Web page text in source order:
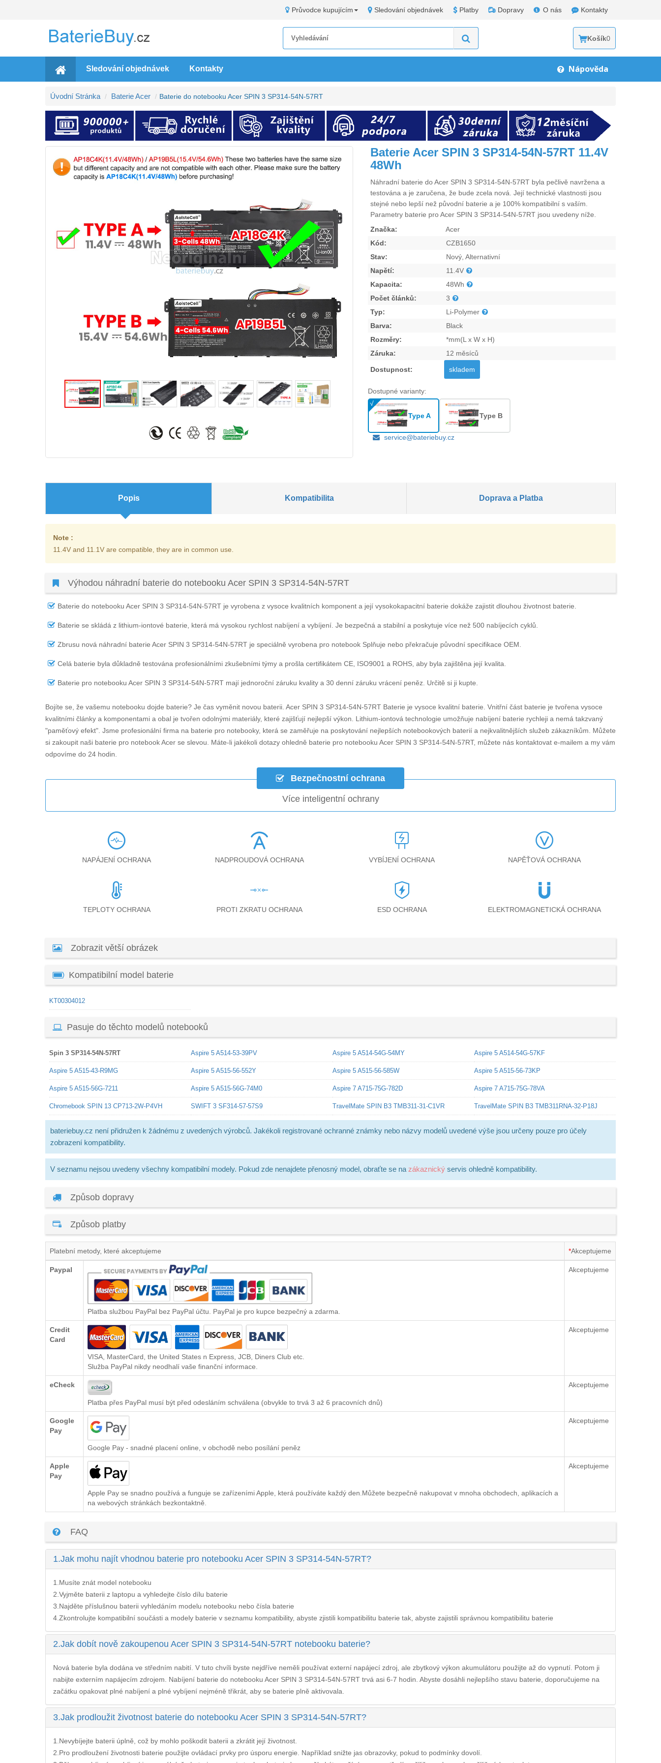
Průvodce kupujícím Sledování objednávek Platby Dopravy O nás Kontakty
Košík0
Sledování objednávek Kontakty Nápověda
Úvodní Stránka Baterie Acer Baterie do notebooku Acer SPIN 3 SP314-54N-57RT
Baterie Acer SPIN 3 SP314-54N-57RT 11.4V
48Wh
Náhradní baterie do Acer SPIN 3 SP314-54N-57RT byla pečlivě navržena a
testována a je zaručena, že bude zcela nová. Její technické vlastnosti jsou
stejné nebo lepší než původní baterie a je 100% kompatibilní s vaším.
Parametry baterie pro Acer SPIN 3 SP314-54N-57RT jsou uvedeny níže.
Značka:
Acer
Kód:
CZB1650
Stav:
Nový, Alternativní
Napětí:
11.4V
Kapacita:
48Wh
Počet článků:
3
Typ:
Li-Polymer
Barva:
Black
Rozměry:
*mm(L x W x H)
Záruka:
12 měsíců
Dostupnost: skladem
Dostupné varianty:
Type A Type B
service@bateriebuy.cz
Popis Kompatibilita Doprava a Platba
Note :
11.4V and 11.1V are compatible, they are in common use.
Výhodou náhradní baterie do notebooku Acer SPIN 3 SP314-54N-57RT
Baterie do notebooku Acer SPIN 3 SP314-54N-57RT je vyrobena z vysoce kvalitních komponent a její vysokokapacitní baterie dokáže zajistit dlouhou životnost baterie.
Baterie se skládá z lithium-iontové baterie, která má vysokou rychlost nabíjení a vybíjení. Je bezpečná a stabilní a poskytuje více než 500 nabíjecích cyklů.
Zbrusu nová náhradní baterie Acer SPIN 3 SP314-54N-57RT je speciálně vyrobena pro notebook Splňuje nebo překračuje původní specifikace OEM.
Celá baterie byla důkladně testována profesionálními zkušebními týmy a prošla certifikátem CE, ISO9001 a ROHS, aby byla zajištěna její kvalita.
Baterie pro notebooku Acer SPIN 3 SP314-54N-57RT mají jednoroční záruku kvality a 30 denní záruku vrácení peněz. Určitě si ji kupte.
Bojíte se, že vašemu notebooku dojde baterie? Je čas vyměnit novou baterii. Acer SPIN 3 SP314-54N-57RT Baterie je vysoce kvalitní baterie. Vnitřní část baterie je tvořena vysoce
kvalitními články a komponentami a obal je tvořen odolnými materiály, které zajišťují nejlepší výkon. Lithium-iontová technologie umožňuje nabíjení baterie rychleji a nemá takzvaný
"paměťový efekt". Jsme profesionální firma na baterie pro notebooky, která se zaměřuje na poskytování nejlepších notebookových baterií a nejkvalitnějších služeb zákazníkům. Můžete
si zakoupit naši baterie pro notebook Acer se slevou. Máte-li jakékoli dotazy ohledně baterie pro notebooku Acer SPIN 3 SP314-54N-57RT, můžete nás kontaktovat e-mailem a my vám
odpovíme do 24 hodin.
Bezpečnostní ochrana
Více inteligentní ochrany
NAPÁJENÍ OCHRANA NADPROUDOVÁ OCHRANA VYBÍJENÍ OCHRANA NAPĚŤOVÁ OCHRANA
TEPLOTY OCHRANA PROTI ZKRATU OCHRANA ESD OCHRANA ELEKTROMAGNETICKÁ OCHRANA
Zobrazit větší obrázek
Kompatibilní model baterie
KT00304012
Pasuje do těchto modelů notebooků
Spin 3 SP314-54N-57RT Aspire 5 A514-53-39PV Aspire 5 A514-54G-54MY Aspire 5 A514-54G-57KF
Aspire 5 A515-43-R9MG Aspire 5 A515-56-552Y Aspire 5 A515-56-585W Aspire 5 A515-56-73KP
Aspire 5 A515-56G-7211 Aspire 5 A515-56G-74M0 Aspire 7 A715-75G-782D Aspire 7 A715-75G-78VA
Chromebook SPIN 13 CP713-2W-P4VH SWIFT 3 SF314-57-57S9 TravelMate SPIN B3 TMB311-31-C1VR TravelMate SPIN B3 TMB311RNA-32-P18J
bateriebuy.cz není přidružen k žádnému z uvedených výrobců. Jakékoli registrované ochranné známky nebo názvy modelů uvedené výše jsou určeny pouze pro účely
zobrazení kompatibility.
V seznamu nejsou uvedeny všechny kompatibilní modely. Pokud zde nenajdete přenosný model, obraťte se na zákaznický servis ohledně kompatibility.
Způsob dopravy
Způsob platby
Platební metody, které akceptujeme *Akceptujeme
Paypal
Platba službou PayPal bez PayPal účtu. PayPal je pro kupce bezpečný a zdarma.
Akceptujeme
Credit
Card
VISA, MasterCard, the United States n Express, JCB, Diners Club etc.
Služba PayPal nikdy neodhalí vaše finanční informace.
Akceptujeme
eCheck
Platba přes PayPal musí být před odesláním schválena (obvykle to trvá 3 až 6 pracovních dnů)
Akceptujeme
Google
Pay
Google Pay - snadné placení online, v obchodě nebo posílání peněz
Akceptujeme
Apple
Pay
Apple Pay se snadno používá a funguje se zařízeními Apple, která používáte každý den.Můžete bezpečně nakupovat v mnoha obchodech, aplikacích a
na webových stránkách bezkontaktně.
Akceptujeme
FAQ
1.Jak mohu najít vhodnou baterie pro notebooku Acer SPIN 3 SP314-54N-57RT?
1.Musíte znát model notebooku
2.Vyjměte baterii z laptopu a vyhledejte číslo dílu baterie
3.Najděte příslušnou baterii vyhledáním modelu notebooku nebo čísla baterie
4.Zkontrolujte kompatibilní součásti a modely baterie v seznamu kompatibility, abyste zjistili kompatibilitu baterie tak, abyste zajistili správnou kompatibilitu baterie
2.Jak dobít nově zakoupenou Acer SPIN 3 SP314-54N-57RT notebooku baterie?
Nová baterie byla dodána ve středním nabití. V tuto chvíli byste nejdříve neměli používat externí napájecí zdroj, ale zbytkový výkon akumulátoru použijte až do vypnutí. Potom ji
nabijte externím napájecím zdrojem. Nabíjení baterie do notebooku Acer SPIN 3 SP314-54N-57RT trvá asi 6-7 hodin. Abyste dosáhli nejlepšího stavu baterie, doporučujeme na
začátku opakovat plné nabíjení a plné vybíjení nejméně třikrát, aby se baterie plně aktivovala.
3.Jak prodloužit životnost baterie do notebooku Acer SPIN 3 SP314-54N-57RT?
1.Nevybíjejte baterii úplně, což by mohlo poškodit baterii a zkrátit její životnost.
2.Pro prodloužení životnosti baterie použijte ovládací prvky pro úsporu energie. Například snižte jas obrazovky, pokud to podmínky dovolí.